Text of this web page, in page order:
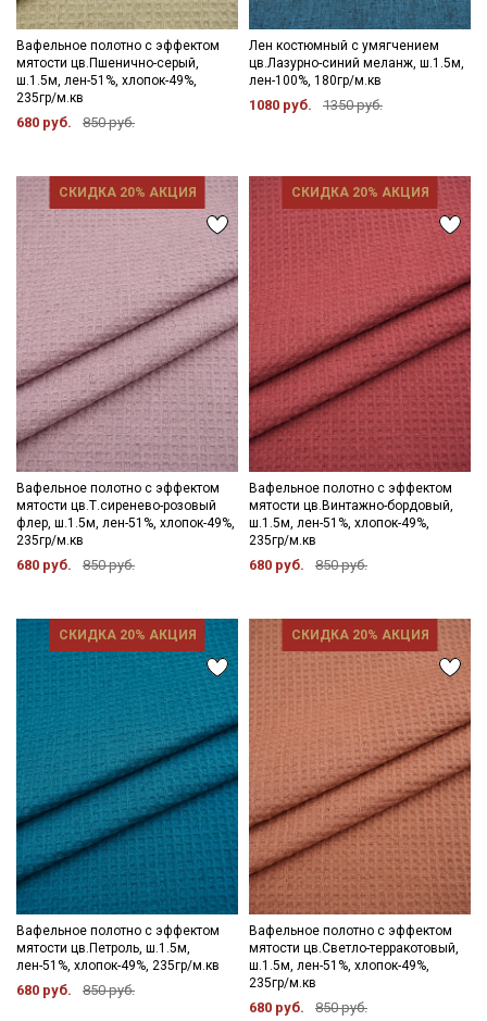
Вафельное полотно с эффектом
мятости цв.Пшенично-серый,
ш.1.5м, лен-51%, хлопок-49%,
235гр/м.кв
680 руб. 850 руб.
Лен костюмный с умягчением
цв.Лазурно-синий меланж, ш.1.5м,
лен-100%, 180гр/м.кв
1080 руб. 1350 руб.
СКИДКА 20% АКЦИЯ
Вафельное полотно с эффектом
мятости цв.Т.сиренево-розовый
флер, ш.1.5м, лен-51%, хлопок-49%,
235гр/м.кв
680 руб. 850 руб.
СКИДКА 20% АКЦИЯ
Вафельное полотно с эффектом
мятости цв.Винтажно-бордовый,
ш.1.5м, лен-51%, хлопок-49%,
235гр/м.кв
680 руб. 850 руб.
СКИДКА 20% АКЦИЯ
Вафельное полотно с эффектом
мятости цв.Петроль, ш.1.5м,
лен-51%, хлопок-49%, 235гр/м.кв
680 руб. 850 руб.
СКИДКА 20% АКЦИЯ
Вафельное полотно с эффектом
мятости цв.Светло-терракотовый,
ш.1.5м, лен-51%, хлопок-49%,
235гр/м.кв
680 руб. 850 руб.